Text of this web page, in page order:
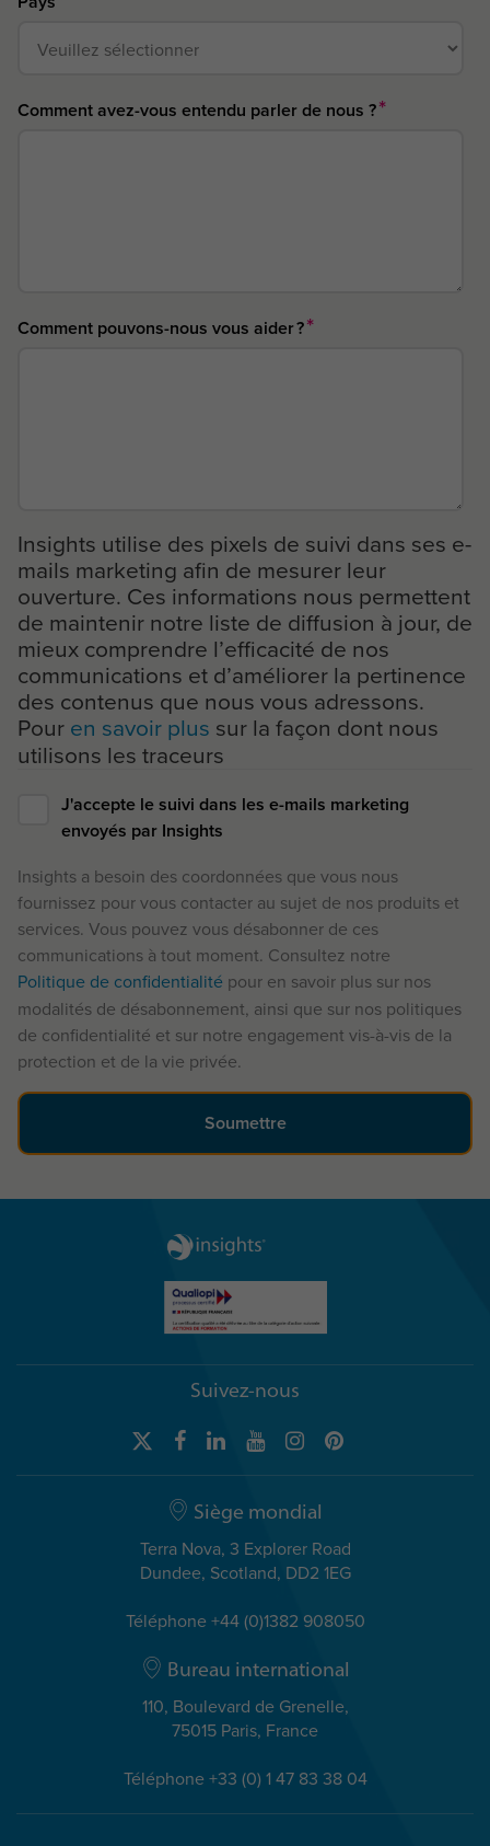
Comment avez-vous entendu parler de nous ?*
Comment pouvons-nous vous aider ?*
Insights utilise des pixels de suivi dans ses e-
mails marketing afin de mesurer leur
ouverture. Ces informations nous permettent
de maintenir notre liste de diffusion à jour, de
mieux comprendre l’efficacité de nos
communications et d’améliorer la pertinence
des contenus que nous vous adressons.
Pouren savoir plus sur la façon dont nous
utilisons les traceurs
J'accepte le suivi dans les e-mails marketing
envoyés par Insights
Insights a besoin des coordonnées que vous nous
fournissez pour vous contacter au sujet de nos produits et
services. Vous pouvez vous désabonner de ces
communications à tout moment. Consultez notre
Politique de confidentialité pour en savoir plus sur nos
modalités de désabonnement, ainsi que sur nos politiques
de confidentialité et sur notre engagement vis-à-vis de la
protection et de la vie privée.
Suivez-nous
Siège mondial
Terra Nova, 3 Explorer Road
Dundee, Scotland, DD2 1EG
Téléphone +44 (0)1382 908050
Bureau international
110, Boulevard de Grenelle,
75015 Paris, France
Téléphone +33 (0) 1 47 83 38 04